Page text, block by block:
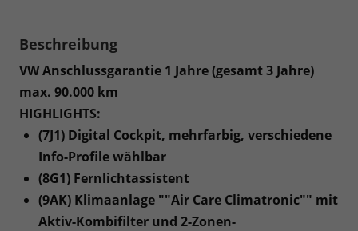
Beschreibung
VW Anschlussgarantie 1 Jahre (gesamt 3 Jahre)
max. 90.000 km
HIGHLIGHTS:
(7J1) Digital Cockpit, mehrfarbig, verschiedene
Info-Profile wählbar
(8G1) Fernlichtassistent
(9AK) Klimaanlage ""Air Care Climatronic"" mit
Aktiv-Kombifilter und 2-Zonen-